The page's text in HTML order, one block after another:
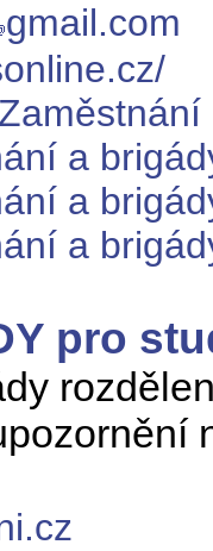
gmail.com
a
a
a
pro